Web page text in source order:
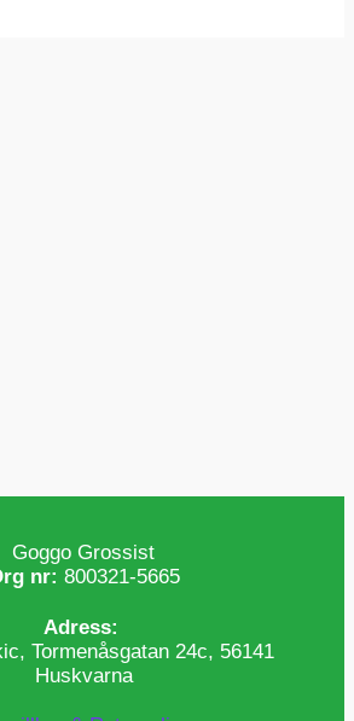
Goggo Grossist
nr: 800321-5665
Adress:
Tormenåsgatan 24c, 56141
Huskvarna